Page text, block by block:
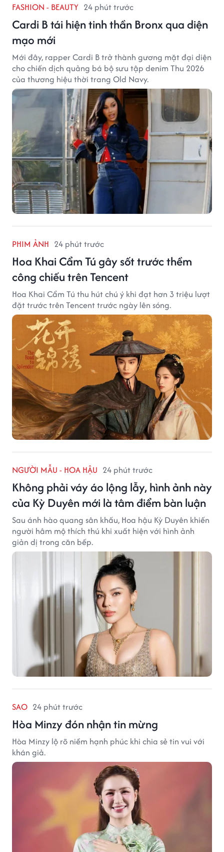
FASHION - BEAUTY 24 phút trước
Cardi B tái hiện tinh thần Bronx qua diện
mạo mới
Mới đây, rapper Cardi B trở thành gương mặt đại diện
cho chiến dịch quảng bá bộ sưu tập denim Thu 2026
của thương hiệu thời trang Old Navy.
PHIM ẢNH 24 phút trước
Hoa Khai Cẩm Tú gây sốt trước thềm
công chiếu trên Tencent
Hoa Khai Cẩm Tú thu hút chú ý khi đạt hơn 3 triệu lượt
đặt trước trên Tencent trước ngày lên sóng.
NGƯỜI MẪU - HOA HẬU 24 phút trước
Không phải váy áo lộng lẫy, hình ảnh này
của Kỳ Duyên mới là tâm điểm bàn luận
Sau ánh hào quang sân khấu, Hoa hậu Kỳ Duyên khiến
người hâm mộ thích thú khi xuất hiện với hình ảnh
giản dị trong căn bếp.
SAO 24 phút trước
Hòa Minzy đón nhận tin mừng
Hòa Minzy lộ rõ niềm hạnh phúc khi chia sẻ tin vui với
khán giả.